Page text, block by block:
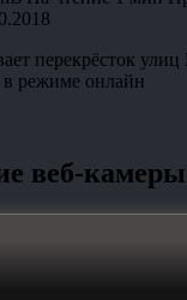
перекрёсток
в режиме онлайн
веб-камеры